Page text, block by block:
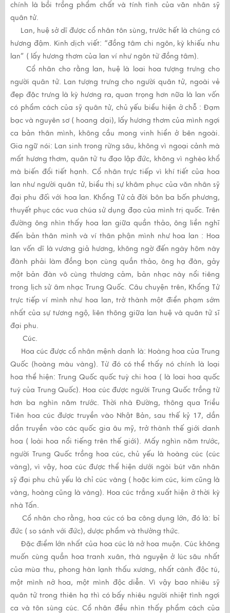
chính là bồi trồng phẩm chất và tính tình của văn nhân sỹ
quân tử.
Lan, huệ sở dĩ được cổ nhân tôn sùng, trước hết là chúng có
hương đậm. Kinh dịch viết: “đồng tâm chi ngôn, kỳ khiếu nhu
lan” ( lấy hương thơm của lan ví như ngôn từ đồng tâm).
Cổ nhân cho rằng lan, huệ là loai hoa tượng trưng cho
người quân tử. Lan tượng trưng cho người quân tử, ngoài vẻ
đẹp đặc trưng là kỳ hương ra, quan trọng hơn nữa là lan vốn
có phẩm cách của sỹ quân tử, chủ yếu biểu hiện ở chỗ : Đạm
bạc và nguyên sơ ( hoang dại), lấy hương thơm của mình ngợi
ca bản thân mình, không cầu mong vinh hiển ở bên ngoài.
Gia ngữ nói: Lan sinh trong rừng sâu, không vì ngoại cảnh mà
mất hương thơm, quân tử tu đạo lập đức, không vì nghèo khổ
mà biến đổi tiết hạnh. Cổ nhân trực tiếp vì khí tiết của hoa
lan như người quân tử, biểu thị sự khâm phục của văn nhân sỹ
đại phu đối với hoa lan. Khổng Tử cả đời bôn ba bốn phương,
thuyết phục các vua chúa sử dụng đạo của mình trị quốc. Trên
đường ông nhìn thấy hoa lan giữa quần thảo, ông liền nghĩ
đến bản thân mình và ví thân phận mình như hoa lan : Hoa
lan vốn dĩ là vương giả hương, không ngờ đến ngày hôm này
đành phải làm đồng bọn cùng quần thảo, ông hạ đàn, gảy
một bản đàn vô cùng thương cảm, bản nhạc này nổi tiêng
trong lịch sử âm nhạc Trung Quốc. Câu chuyện trên, Khổng Tử
trực tiếp ví mình như hoa lan, trở thành một điển phạm sớm
nhất của sự tương ngộ, liên thông giữa lan huệ và quân tử sĩ
đại phu.
Cúc.
Hoa cúc được cổ nhân mệnh danh là: Hoàng hoa của Trung
Quốc (hoàng màu vàng). Từ đó có thể thấy nó chính là loại
hoa thể hiện: Trung Quốc quốc tuỳ chi hoa ( là loai hoa quốc
tuý của Trung Quốc). Hoa cúc được người Trung Quốc trồng từ
hơn ba nghìn năm trước. Thời nhà Đường, thông qua Triều
Tiên hoa cúc được truyền vào Nhật Bản, sau thế kỷ 17, dần
dần truyền vào các quốc gia âu mỹ, trở thành thế giới danh
hoa ( loài hoa nổi tiếng trên thế giới). Mấy nghìn năm trước,
người Trung Quốc trồng hoa cúc, chủ yếu là hoàng cúc (cúc
vàng), vì vậy, hoa cúc được thể hiện dưới ngòi bút văn nhân
sỹ đại phu chủ yếu là chỉ cúc vàng ( hoặc kim cúc, kim cũng là
vàng, hoàng cũng là vàng). Hoa cúc trắng xuất hiện ở thời kỳ
nhà Tấn.
Cổ nhân cho rằng, hoa cúc có ba công dụng lớn, đó là: bỉ
đức ( so sánh với đức), dược phẩm và thưởng thức.
Đặc điểm lớn nhất của hoa cúc là nở hoa muộn. Cúc không
muốn cùng quần hoa tranh xuân, thà nguyện ở lúc sâu nhất
của mùa thu, phong hàn lạnh thấu xương, nhất cành độc tú,
một mình nở hoa, một mình độc diễn. Vì vậy bao nhiêu sỹ
quân tử trong thiên hạ thì có bấy nhiêu người nhiệt tình ngợi
ca và tôn sùng cúc. Cổ nhân đều nhìn thấy phẩm cách của